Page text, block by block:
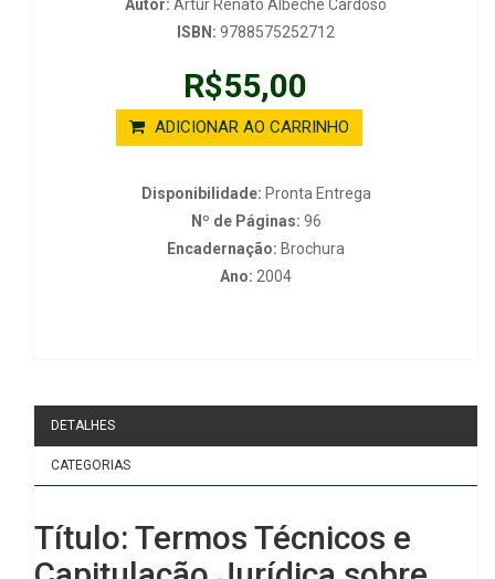
Autor: Artur Renato Albeche Cardoso
ISBN: 9788575252712
R$55,00
ADICIONAR AO CARRINHO
Disponibilidade: Pronta Entrega
Nº de Páginas: 96
Encadernação: Brochura
Ano: 2004
DETALHES
CATEGORIAS
Título: Termos Técnicos e